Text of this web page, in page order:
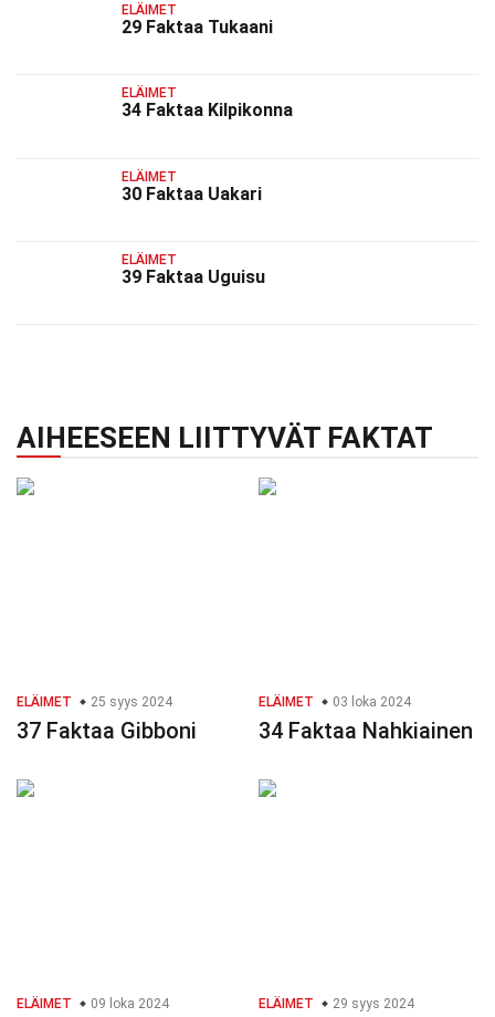
ELÄIMET
29 Faktaa Tukaani
ELÄIMET
34 Faktaa Kilpikonna
ELÄIMET
30 Faktaa Uakari
ELÄIMET
39 Faktaa Uguisu
AIHEESEEN LIITTYVÄT FAKTAT
ELÄIMET 25 syys 2024
37 Faktaa Gibboni
ELÄIMET 03 loka 2024
34 Faktaa Nahkiainen
ELÄIMET 09 loka 2024 ELÄIMET 29 syys 2024